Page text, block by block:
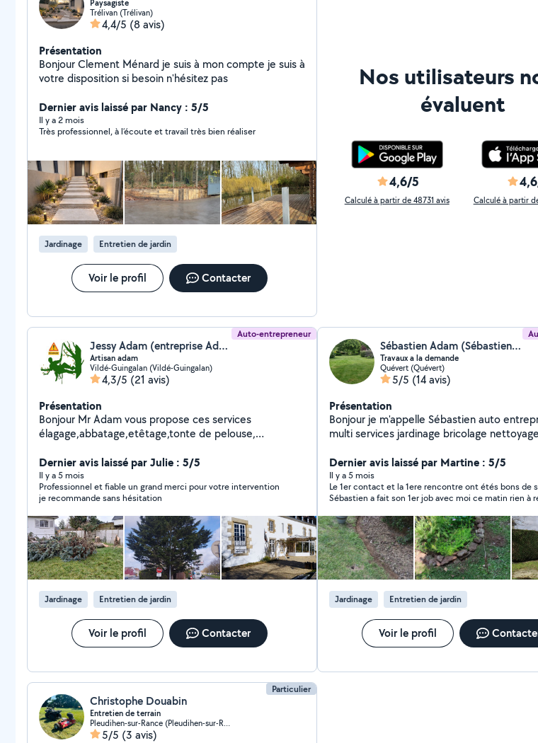
Paysagiste
Trélivan (Trélivan)
4,4/5 (8 avis)
Présentation
Bonjour Clement Ménard je suis à mon compte je suis à
votre disposition si besoin n'hésitez pas
Dernier avis laissé par Nancy : 5/5
Il y a 2 mois
Très professionnel, à l’écoute et travail très bien réaliser
Jardinage Entretien de jardin
Voir le profil Contacter
Nos utilisateurs
évaluent
4,6/5
Calculé à partir de 48731 avis Calculé à partir
Auto-entrepreneur
Jessy Adam (entreprise Adam)
Artisan adam
Vildé-Guingalan (Vildé-Guingalan)
4,3/5 (21 avis)
Présentation
Bonjour Mr Adam vous propose ces services
élagage,abbatage,etêtage,tonte de pelouse,
aussi nettoyage sur façades toiture,muret mais aussi
peinture sur tout support Réparation sur toiture et
changement de toiture Délais d'intervention très court
Dernier avis laissé par Julie : 5/5
Il y a 5 mois
Professionnel et fiable un grand merci pour votre intervention
je recommande sans hésitation
Jardinage Entretien de jardin
Voir le profil Contacter
Sébastien Adam (Sébastien l'aide au quotidien)
Travaux a la demande
Quévert (Quévert)
5/5 (14 avis)
Présentation
Bonjour je m'appelle Sébastien auto
multi services jardinage bricolage
l'agrément Service à la personne
Dernier avis laissé par Martine : 5/5
Il y a 5 mois
Le 1er contact et la 1ere rencontre ont étés bons de
Sébastien a fait son 1er job avec moi ce matin rien à
le conseille.
Jardinage Entretien de jardin
Voir le profil
Particulier
Christophe Douabin
Entretien de terrain
Pleudihen-sur-Rance (Pleudihen-sur-Rance)
5/5 (3 avis)